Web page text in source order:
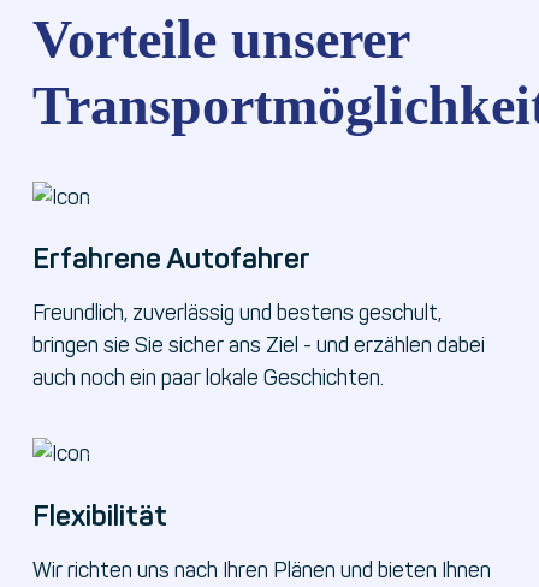
Vorteile unserer
Erfahrene Autofahrer
Freundlich, zuverlässig und bestens geschult,
bringen sie Sie sicher ans Ziel - und erzählen dabei
auch noch ein paar lokale Geschichten.
Flexibilität
Wir richten uns nach Ihren Plänen und bieten Ihnen